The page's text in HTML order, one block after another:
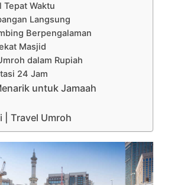
Tepat Waktu
Langsung
Berpengalaman
Masjid
dalam Rupiah
24 Jam
untuk Jamaah
| Travel Umroh